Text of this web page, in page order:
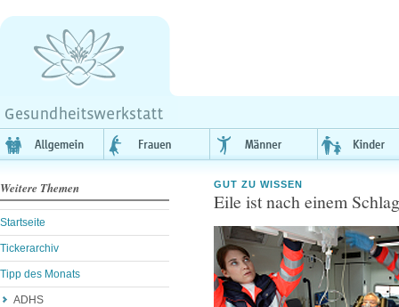
Weitere Themen
Startseite
Tickerarchiv
Tipp des Monats
ADHS
GUT ZU WISSEN
Eile ist nach einem